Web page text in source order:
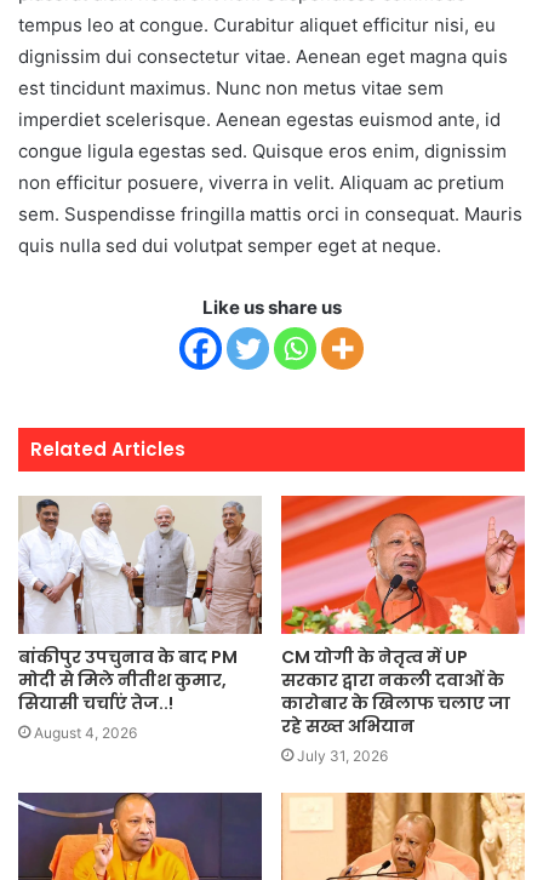
tempus leo at congue. Curabitur aliquet efficitur nisi, eu
dignissim dui consectetur vitae. Aenean eget magna quis
est tincidunt maximus. Nunc non metus vitae sem
imperdiet scelerisque. Aenean egestas euismod ante, id
congue ligula egestas sed. Quisque eros enim, dignissim
non efficitur posuere, viverra in velit. Aliquam ac pretium
sem. Suspendisse fringilla mattis orci in consequat. Mauris
quis nulla sed dui volutpat semper eget at neque.
Like us share us
Related Articles
बांकीपुर उपचुनाव के बाद PM
मोदी से मिले नीतीश कुमार,
सियासी चर्चाएं तेज..!
August 4, 2026
CM योगी के नेतृत्व में UP
सरकार द्वारा नकली दवाओं के
कारोबार के खिलाफ चलाए जा
रहे सख्त अभियान
July 31, 2026